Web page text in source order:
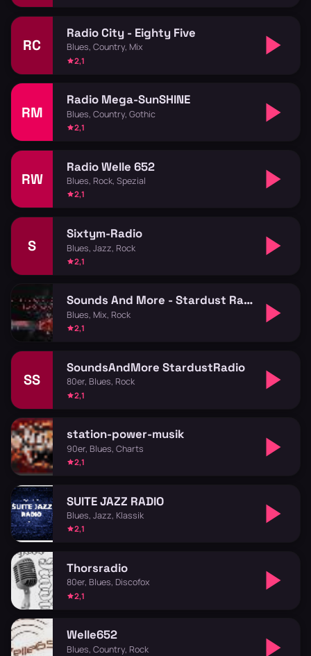
RC
Radio City - Eighty Five
Blues, Country, Mix
2,1
RM
Radio Mega-SunSHINE
Blues, Country, Gothic
2,1
RW
Radio Welle 652
Blues, Rock, Spezial
2,1
S
Sixtym-Radio
Blues, Jazz, Rock
2,1
Sounds And More - Stardust Radio
Blues, Mix, Rock
2,1
SS
SoundsAndMore StardustRadio
80er, Blues, Rock
2,1
station-power-musik
90er, Blues, Charts
2,1
SUITE JAZZ RADIO
Blues, Jazz, Klassik
2,1
Thorsradio
80er, Blues, Discofox
2,1
Welle652
Blues, Country, Rock